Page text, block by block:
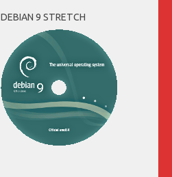
DEBIAN 9 STRETCH